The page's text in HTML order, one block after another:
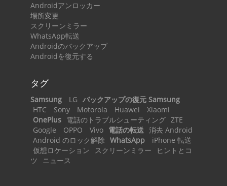
Androidアンロッカー
場所変更
スクリーンミラー
WhatsApp転送
Androidのバックアップ
Androidを復元する
タグ
Samsung LG バックアップの復元 Samsung
HTC
Sony Motorola Huawei
Xiaomi
OnePlus 電話のトラブルシューティング ZTE
Google
OPPO Vivo 電話の転送 消去 Android
Android のロック解除 WhatsApp
iPhone 転送
仮想ロケーション
スクリーンミラー
ヒントとコ
ツ
ニュース